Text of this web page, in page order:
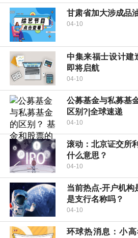
甘肃省加大涉成品
04-10
中集来福士设计建
即将启航
04-10
公募基金与私募基
区别?|全球速递
04-10
滚动：北京证交所
什么意思？
04-10
当前热点-开户机构
是支行名称吗？
04-10
环球热消息：小